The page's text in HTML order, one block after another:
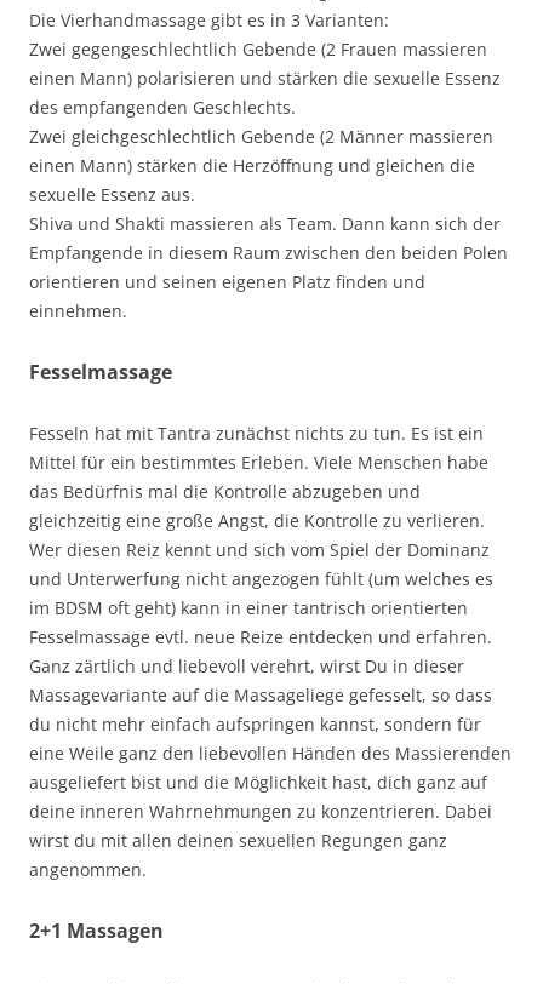
Die Vierhandmassage gibt es in 3 Varianten:
Zwei gegengeschlechtlich Gebende (2 Frauen massieren
einen Mann) polarisieren und stärken die sexuelle Essenz
des empfangenden Geschlechts.
Zwei gleichgeschlechtlich Gebende (2 Männer massieren
einen Mann) stärken die Herzöffnung und gleichen die
sexuelle Essenz aus.
Shiva und Shakti massieren als Team. Dann kann sich der
Empfangende in diesem Raum zwischen den beiden Polen
orientieren und seinen eigenen Platz finden und
einnehmen.
Fesselmassage
Fesseln hat mit Tantra zunächst nichts zu tun. Es ist ein
Mittel für ein bestimmtes Erleben. Viele Menschen habe
das Bedürfnis mal die Kontrolle abzugeben und
gleichzeitig eine große Angst, die Kontrolle zu verlieren.
Wer diesen Reiz kennt und sich vom Spiel der Dominanz
und Unterwerfung nicht angezogen fühlt (um welches es
im BDSM oft geht) kann in einer tantrisch orientierten
Fesselmassage evtl. neue Reize entdecken und erfahren.
Ganz zärtlich und liebevoll verehrt, wirst Du in dieser
Massagevariante auf die Massageliege gefesselt, so dass
du nicht mehr einfach aufspringen kannst, sondern für
eine Weile ganz den liebevollen Händen des Massierenden
ausgeliefert bist und die Möglichkeit hast, dich ganz auf
deine inneren Wahrnehmungen zu konzentrieren. Dabei
wirst du mit allen deinen sexuellen Regungen ganz
angenommen.
2+1 Massagen